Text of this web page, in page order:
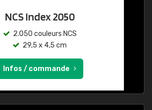
NCS Index 2050
2.050 couleurs NCS
29,5 x 4,5 cm
Infos / commande